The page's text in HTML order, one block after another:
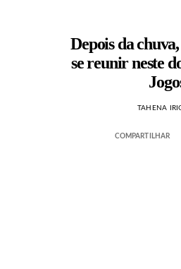
Depois da
se reunir neste
TAHENA
COMPARTILHAR